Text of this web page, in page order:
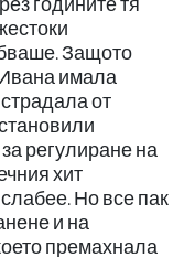
Защото
имала
от
регулиране на
хит
Но все пак
и на
премахнала